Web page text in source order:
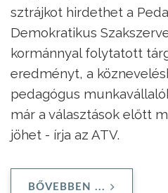
sztrájkot hirdethet a
Demokratikus
kormánnyal folytatott
eredményt, a
pedagógus
már a választások előtt
jöhet - írja az ATV.
BŐVEBBEN ...